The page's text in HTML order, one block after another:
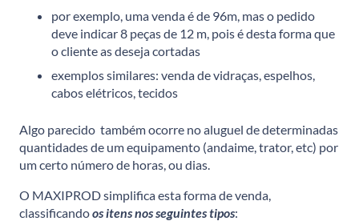
por exemplo, uma venda é de 96m, mas o pedido
deve indicar 8 peças de 12 m, pois é desta forma que
o cliente as deseja cortadas
exemplos similares: venda de vidraças, espelhos,
cabos elétricos, tecidos
Algo parecido também ocorre no aluguel de determinadas
quantidades de um equipamento (andaime, trator, etc) por
um certo número de horas, ou dias.
O MAXIPROD simplifica esta forma de venda,
classificandoos itens nos seguintes tipos: